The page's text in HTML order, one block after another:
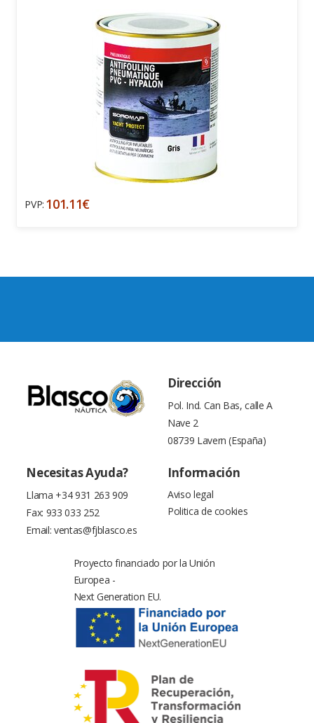
PVP: 101.11€
Dirección
Pol. Ind. Can Bas, calle A
Nave 2
08739 Lavern (España)
Necesitas Ayuda?
Llama +34 931 263 909
Fax: 933 033 252
Email: ventas@fjblasco.es
Información
Aviso legal
Politica de cookies
Proyecto financiado por la Unión
Europea -
Next Generation EU.